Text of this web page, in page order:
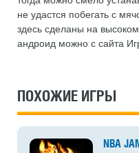
не удастся побегать с
здесь сделаны на
андроид можно с сайта
ПОХОЖИЕ ИГРЫ
NBA